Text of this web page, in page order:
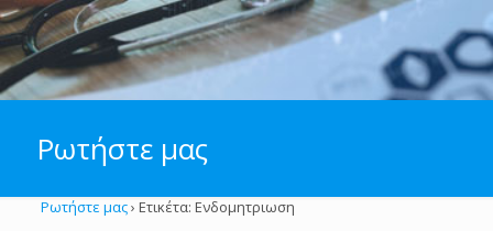
Ρωτήστε μας
Ρωτήστε μας› Ετικέτα: Ενδομητριωση